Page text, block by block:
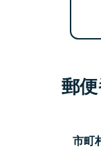
郵
市町